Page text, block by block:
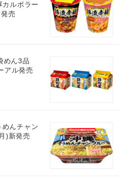
カルボラー
売
めん3品
アル発売
めんチャン
)新発売